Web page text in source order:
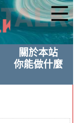
關於本站
你能做什麼